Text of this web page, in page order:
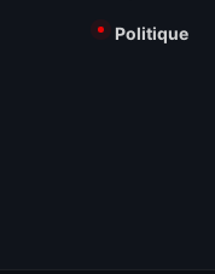
Politique